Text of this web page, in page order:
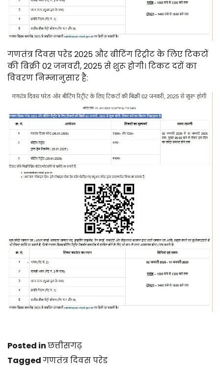
गणतंत्र दिवस परेड 2025 और बीटिंग रिट्रीट के लिए टिकटों
की बिक्री 02 जनवरी, 2025 से शुरू होगी। टिकट दरों का
विवरण निम्नानुसार है:
Posted inछत्तीसगढ़
Taggedगणतंत्र दिवस परेड